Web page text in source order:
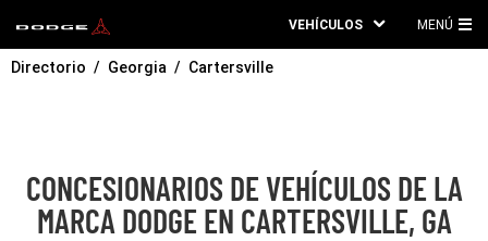
VEHÍCULOS MENÚ
Directorio Georgia Cartersville
CONCESIONARIOS DE VEHÍCULOS DE LA
MARCA DODGE EN CARTERSVILLE, GA